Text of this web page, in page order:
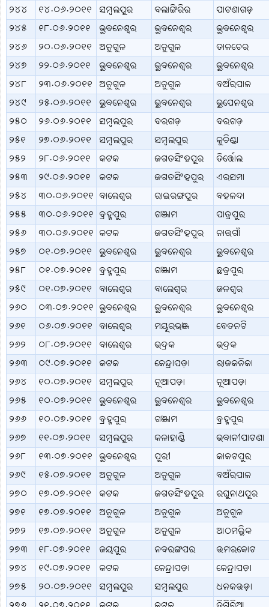
୨୪୪
୧୪.୦୬.୨୦୧୧ ସମ୍ବଲପୁର ବଲାଙ୍ଗିରିର
ପାଟଣାଗଡ଼
୨୪୫
୧୮.୦୬.୨୦୧୧ ଭୁବନେଶ୍ବର ଭୁବନେଶ୍ବର
ଭୁବନେଶ୍ବର
୨୪୬
୨୦.୦୬.୨୦୧୧ ଅନୁଗୁଳ ଅନୁଗୁଳ
ତାଳଚେର
୨୪୭
୨୨.୦୬.୨୦୧୧ ଭୁବନେଶ୍ବର ଭୁବନେଶ୍ବର
ଭୁବନେଶ୍ବର
୨୪୮
୨୩.୦୬.୨୦୧୧ ଅନୁଗୁଳ ଅନୁଗୁଳ
ବଅଁରପାଳ
୨୪୯
୨୫.୦୬.୨୦୧୧ ଭୁବନେଶ୍ବର ଭୁବନେଶ୍ବର
ଭୁପେନଶ୍ବର
୨୫୦
୨୬.୦୬.୨୦୧୧ ସମ୍ବଲପୁର ବରଗଡ଼
ବରଗଡ଼
୨୫୧
୨୭.୦୬.୨୦୧୧ ସମ୍ବଲପୁର ସମ୍ବଲପୁର
କୁଚିଣ୍ଡା
୨୫୨
୨୮.୦୬.୨୦୧୧ କଟକ ଜଗତସିଂହପୁର
ତିର୍ତ୍ତୋଲ
୨୫୩
୨୯.୦୬.୨୦୧୧ କଟକ ଜଗତସିଂହପୁର
ଏରସମା
୨୫୪
୩୦.୦୬.୨୦୧୧ ବାଲେଶ୍ବର ରାଇରଙ୍ଗପୁର
ବହଳଦା
୨୫୫
୩୦.୦୬.୨୦୧୧ ବ୍ରହ୍ମପୁର ଗଞ୍ଜାମ
ପାତ୍ରପୁର
୨୫୬
୩୦.୦୬.୨୦୧୧ କଟକ ଜଗତସିଂହପୁର
ନାଉଗାଁ
୨୫୭
୦୧.୦୭.୨୦୧୧ ଭୁବନେଶ୍ବର ଭୁବନେଶ୍ବର
ଭୁବନେଶ୍ବର
୨୫୮
୦୧.୦୭.୨୦୧୧ ବ୍ରହ୍ମପୁର ଗଞ୍ଜାମ
ଛତ୍ରପୁର
୨୫୯
୦୧.୦୭.୨୦୧୧ ବାଲେଶ୍ବର ବାଲେଶ୍ବର
ଜଳଶ୍ବର
୨୬୦
୦୩.୦୭.୨୦୧୧ ଭୁବନେଶ୍ବର ଭୁବନେଶ୍ବର
ଭୁବନେଶ୍ବର
୨୬୧
୦୬.୦୭.୨୦୧୧ ବାଲେଶ୍ବର ମୟୂରଭଞ୍ଜ
ବେତନଟି
୨୬୨
୦୮.୦୭.୨୦୧୧ ବାଲେଶ୍ବର ଭଦ୍ରକ
ଭଦ୍ରକ
୨୬୩
୦୯.୦୭.୨୦୧୧ କଟକ କେନ୍ଦ୍ରାପଡ଼ା
ରାଜକନିକା
୨୬୪
୧୦.୦୭.୨୦୧୧ ସମ୍ବଲପୁର ନୂଆପଡ଼ା
ନୂଆପଡ଼ା
୨୬୫
୧୦.୦୭.୨୦୧୧ ଭୁବନେଶ୍ବର ଭୁବନେଶ୍ବର
ଭୁବନେଶ୍ବର
୨୬୬
୧୦.୦୭.୨୦୧୧ ବ୍ରହ୍ମପୁର ଗଞ୍ଜାମ
ବ୍ରହ୍ମପୁର
୨୬୭
୧୧.୦୭.୨୦୧୧ ସମ୍ବଲପୁର କଳାହାଣ୍ଡି
ଭବାନୀପାଟଣା
୨୬୮
୧୩.୦୭.୨୦୧୧ ଭୁବନେଶ୍ବର ପୁରୀ
କାକଟପୁର
୨୬୯
୧୫.୦୭.୨୦୧୧ ଅନୁଗୁଳ ଅନୁଗୁଳ
ବଅଁରପାଳ
୨୭୦
୧୭.୦୭.୨୦୧୧ କଟକ ଜଗତସିଂହପୁର
ରଘୁନାଥପୁର
୨୭୧
୧୭.୦୭.୨୦୧୧ ଅନୁଗୁଳ ଅନୁଗୁଳ
ଅନୁଗୁଳ
୨୭୨
୧୭.୦୭.୨୦୧୧ ଅନୁଗୁଳ ଅନୁଗୁଳ
ଆଠମଲ୍ଲିକ
୨୭୩
୧୮.୦୭.୨୦୧୧ ଜୟପୁର ନବରଙ୍ଗପର
ଉମରକୋଟ
୨୭୪
୧୯.୦୭.୨୦୧୧ କଟକ କେନ୍ଦ୍ରାପଡ଼ା
କେନ୍ଦ୍ରାପଡ଼ା
୨୭୫
୨୦.୦୭.୨୦୧୧ ସମ୍ବଲପୁର ସମ୍ବଲପୁର
ଧନକଉଡ଼ା